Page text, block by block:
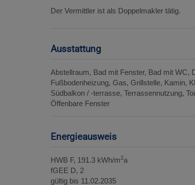
Der Vermittler ist als Doppelmakler tätig.
Ausstattung
Abstellraum Bad mit Fenster Bad mit WC
Fußbodenheizung Gas Grillstelle Kamin
Südbalkon / -terrasse Terrassennutzung
Öffenbare Fenster
Energieausweis
HWB F, 191.3 kWh/m2a
fGEE D, 2
gültig bis 11.02.2035